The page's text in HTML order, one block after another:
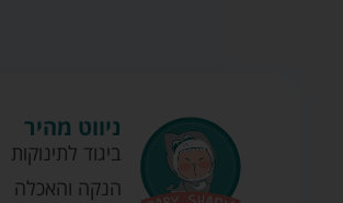
ניווט מהיר
ביגוד לתינוקות
הנקה והאכלה